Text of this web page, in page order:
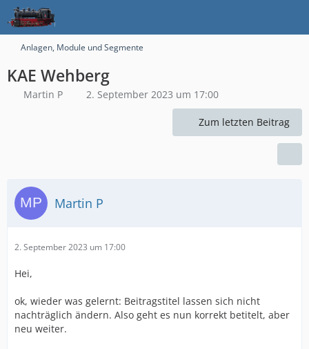
Anlagen, Module und Segmente
KAE Wehberg
Martin P 2. September 2023 um 17:00
Zum letzten Beitrag
Martin P
2. September 2023 um 17:00
Hei,
ok, wieder was gelernt: Beitragstitel lassen sich nicht
nachträglich ändern. Also geht es nun korrekt betitelt, aber
neu weiter.